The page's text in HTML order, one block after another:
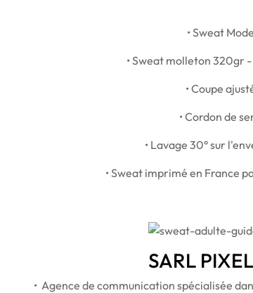
• Sweat
• Sweat molleton 320gr
• Coupe
• Cordon de
• Lavage 30° sur
• Sweat imprimé en France
SARL
• Agence de communication spécialisée